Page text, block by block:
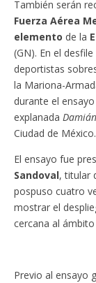
También serán
Fuerza Aérea
elemento de la
(GN). En el
deportistas
la Mariona-
durante el
explanada
Ciudad de México.
El ensayo fue
Sandoval, titular
pospuso cuatro
mostrar el
cercana al
Previo al ensayo